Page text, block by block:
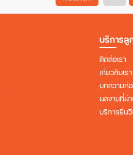
บริการลู
ติดต่อเรา
เกี่ยวกับเรา
บทความท่
ผลงานที่ผ่
บริการยื่น